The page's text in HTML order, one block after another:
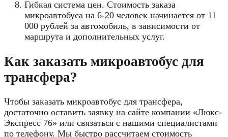
Гибкая система цен. Стоимость заказа
микроавтобуса на 6-20 человек начинается от 11
000 рублей за автомобиль, в зависимости от
маршрута и дополнительных услуг.
Как заказать микроавтобус для
трансфера?
Чтобы заказать микроавтобус для трансфера,
достаточно оставить заявку на сайте компании «Люкс-
Экспресс 76» или связаться с нашими специалистами
по телефону. Мы быстро рассчитаем стоимость